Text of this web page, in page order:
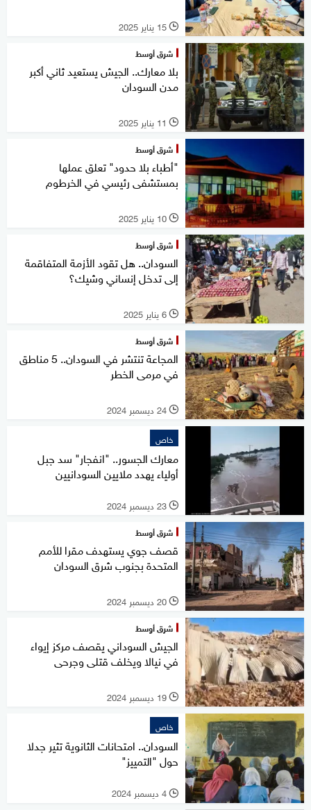
l 15 يناير 2025
شرق أوسط
بلا معارك.. الجيش يستعيد ثاني أكبر
مدن السودان
l 11 يناير 2025
شرق أوسط
"أطباء بلا حدود" تعلق عملها
بمستشفى رئيسي في الخرطوم
l 10 يناير 2025
شرق أوسط
السودان.. هل تقود الأزمة المتفاقمة
إلى تدخل إنساني وشيك؟
l 6 يناير 2025
شرق أوسط
المجاعة تنتشر في السودان.. 5 مناطق
في مرمى الخطر
l 24 ديسمبر 2024
خاص
معارك الجسور.. "انفجار" سد جبل
أولياء يهدد ملايين السودانيين
l 23 ديسمبر 2024
شرق أوسط
قصف جوي يستهدف مقرا للأمم
المتحدة بجنوب شرق السودان
l 20 ديسمبر 2024
شرق أوسط
الجيش السوداني يقصف مركز إيواء
في نيالا ويخلف قتلى وجرحى
l 19 ديسمبر 2024
خاص
السودان.. امتحانات الثانوية تثير جدلا
حول "التمييز"
l 4 ديسمبر 2024